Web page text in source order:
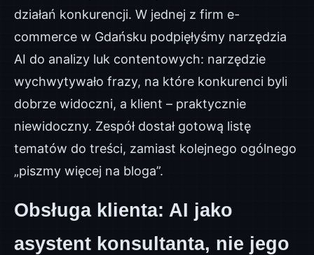
działań konkurencji. W jednej z firm e-
commerce w Gdańsku podpięłyśmy narzędzia
AI do analizy luk contentowych: narzędzie
wychwytywało frazy, na które konkurenci byli
dobrze widoczni, a klient – praktycznie
niewidoczny. Zespół dostał gotową listę
tematów do treści, zamiast kolejnego ogólnego
„piszmy więcej na bloga”.
Obsługa klienta: AI jako
asystent konsultanta, nie jego